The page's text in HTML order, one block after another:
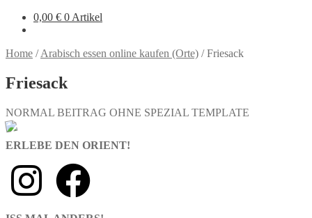
0,00 € 0 Artikel
Home /Arabisch essen online kaufen (Orte) /Friesack
Friesack
NORMAL BEITRAG OHNE SPEZIAL TEMPLATE
ERLEBE DEN ORIENT!